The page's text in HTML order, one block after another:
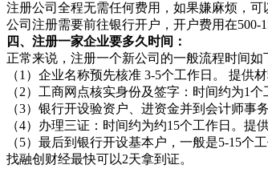
注册公司全程无需任何费用，如果嫌麻烦，可
公司注册需要前往银行开户，开户费用在500-
四、注册一家企业要多久时间：
正常来说，注册一个新公司的一般流程时间如
（1）企业名称预先核准 3-5个工作日。 提
（2）工商网点核实身份及签字：时间约为1
（3）银行开设验资户、进资金并到会计师事
（4）办理三证：时间约为约15个工作日。提
（5）最后到银行开设基本户，一般是5-15个
找融创财经最快可以2天拿到证。